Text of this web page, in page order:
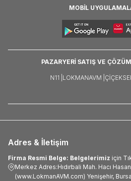
MOBİL
PAZARYERİ SATIŞ VE
N11 | LOKMANAVM |
Adres & İletişim
Firma Resmi Belge: Belgelerimiz için
Merkez Adres:Hıdırbali Mah. Hacı
(www.LokmanAVM.com) Yenişehir,